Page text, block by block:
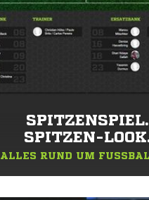
SPITZENSPIEL.
SPITZEN-
ALLES RUND UM